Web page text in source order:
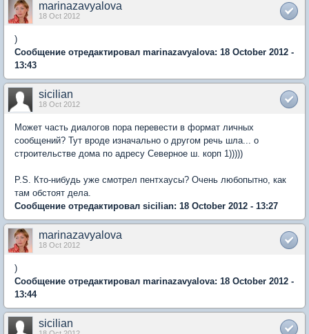
marinazavyalova
18 Oct 2012
)
Сообщение отредактировал marinazavyalova: 18 October 2012 -
13:43
sicilian
18 Oct 2012
Может часть диалогов пора перевести в формат личных
сообщений? Тут вроде изначально о другом речь шла... о
строительстве дома по адресу Северное ш. корп 1)))))
P.S. Кто-нибудь уже смотрел пентхаусы? Очень любопытно, как
там обстоят дела.
Сообщение отредактировал sicilian: 18 October 2012 - 13:27
marinazavyalova
18 Oct 2012
)
Сообщение отредактировал marinazavyalova: 18 October 2012 -
13:44
sicilian